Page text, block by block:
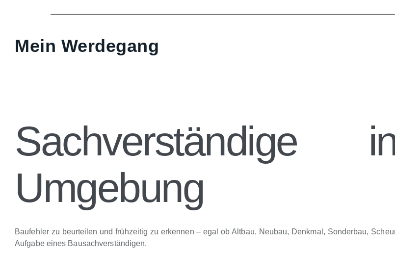
Mein Werdegang
Sachverständige
Umgebung
Baufehler zu beurteilen und frühzeitig zu erkennen – egal ob Altbau, Neubau, Denkmal, Sonderbau,
Aufgabe eines Bausachverständigen.